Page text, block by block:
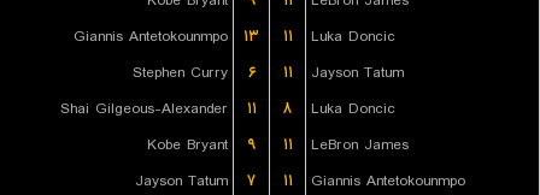
Giannis Antetokounmpo
۱۳ ۱۱
Luka Doncic
Stephen Curry
۶ ۱۱
Jayson Tatum
Shai Gilgeous-Alexander
۱۱ ۸
Luka Doncic
Kobe Bryant
۹ ۱۱
LeBron James
Jayson Tatum
۷ ۱۱
Giannis Antetokounmpo